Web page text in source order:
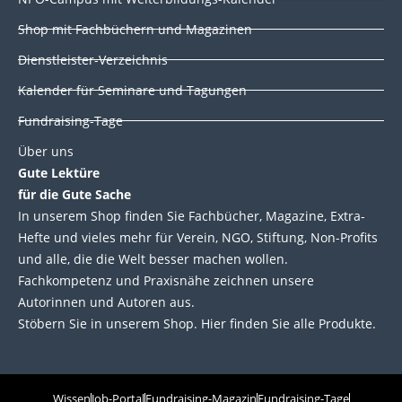
Shop mit Fachbüchern und Magazinen
Dienstleister-Verzeichnis
Kalender für Seminare und Tagungen
Fundraising-Tage
Über uns
Gute Lektüre
für die Gute Sache
In unserem Shop finden Sie Fachbücher, Magazine, Extra-
Hefte und vieles mehr für Verein, NGO, Stiftung, Non-Profits
und alle, die die Welt besser machen wollen.
Fachkompetenz und Praxisnähe zeichnen unsere
Autorinnen und Autoren aus.
Stöbern Sie in unserem Shop. Hier finden Sie alle Produkte.
WissenJob-PortalFundraising-MagazinFundraising-Tage